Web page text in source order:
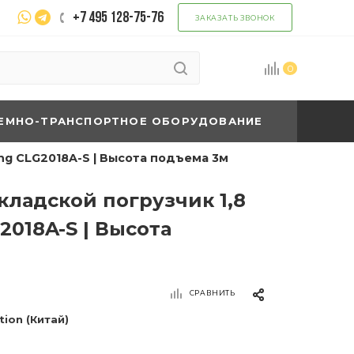
+7 495 128-75-76 ЗАКАЗАТЬ ЗВОНОК
0
ТРАНСПОРТНОЕ ОБОРУДОВАНИЕ
CLG2018A-S | Высота подъема 3м
погрузчик 1,8
S | Высота
СРАВНИТЬ
(Китай)